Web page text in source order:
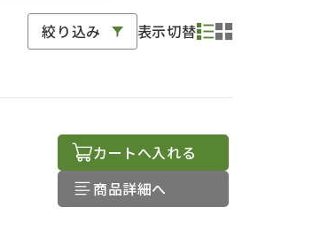
絞り込み 表示切替
カートへ入れる
商品詳細へ